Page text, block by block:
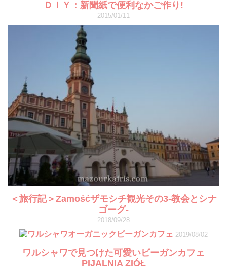
ＤＩＹ：新聞紙で便利なかご作り!
2015/01/11
＜旅行記＞Zamośćザモシチ観光その3-教会とシナ
ゴーグ-
2018/09/28
ワルシャワで見つけた可愛いビーガンカフェ
PIJALNIA ZIÓŁ
2019/08/02